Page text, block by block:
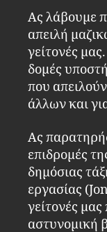
Ας λάβουμε
απειλή
γείτονές
δομές
που
άλλων και
Ας
επιδρομές
δημόσιας
εργασίας
γείτονές
αστυνομική